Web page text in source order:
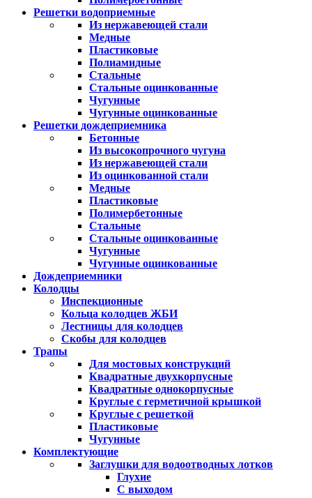
Решетки водоприемные
Из нержавеющей стали
Медные
Пластиковые
Полиамидные
Стальные
Стальные оцинкованные
Чугунные
Чугунные оцинкованные
Решетки дождеприемника
Бетонные
Из высокопрочного чугуна
Из нержавеющей стали
Из оцинкованной стали
Медные
Пластиковые
Полимербетонные
Стальные
Стальные оцинкованные
Чугунные
Чугунные оцинкованные
Дождеприемники
Колодцы
Инспекционные
Кольца колодцев ЖБИ
Лестницы для колодцев
Скобы для колодцев
Трапы
Для мостовых конструкций
Квадратные двухкорпусные
Квадратные однокорпусные
Круглые с герметичной крышкой
Круглые с решеткой
Пластиковые
Чугунные
Комплектующие
Заглушки для водоотводных лотков
Глухие
С выходом